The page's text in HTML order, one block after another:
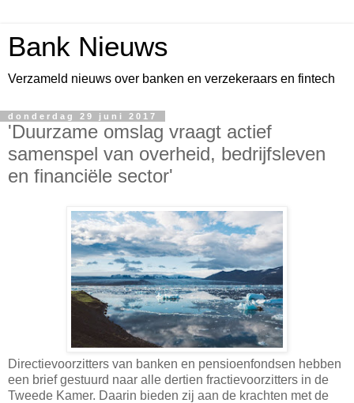
Bank Nieuws
Verzameld nieuws over banken en verzekeraars en fintech
donderdag 29 juni 2017
'Duurzame omslag vraagt actief
samenspel van overheid, bedrijfsleven
en financiële sector'
Directievoorzitters van banken en pensioenfondsen hebben
een brief gestuurd naar alle dertien fractievoorzitters in de
Tweede Kamer. Daarin bieden zij aan de krachten met de